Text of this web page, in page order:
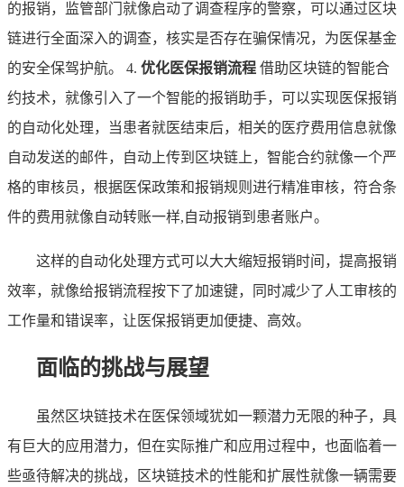
的报销，监管部门就像启动了调查程序的警察，可以通过区块
链进行全面深入的调查，核实是否存在骗保情况，为医保基金
的安全保驾护航。 4. 优化医保报销流程 借助区块链的智能合
约技术，就像引入了一个智能的报销助手，可以实现医保报销
的自动化处理，当患者就医结束后，相关的医疗费用信息就像
自动发送的邮件，自动上传到区块链上，智能合约就像一个严
格的审核员，根据医保政策和报销规则进行精准审核，符合条
件的费用就像自动转账一样,自动报销到患者账户。
这样的自动化处理方式可以大大缩短报销时间，提高报销
效率，就像给报销流程按下了加速键，同时减少了人工审核的
工作量和错误率，让医保报销更加便捷、高效。
面临的挑战与展望
虽然区块链技术在医保领域犹如一颗潜力无限的种子，具
有巨大的应用潜力，但在实际推广和应用过程中，也面临着一
些亟待解决的挑战，区块链技术的性能和扩展性就像一辆需要